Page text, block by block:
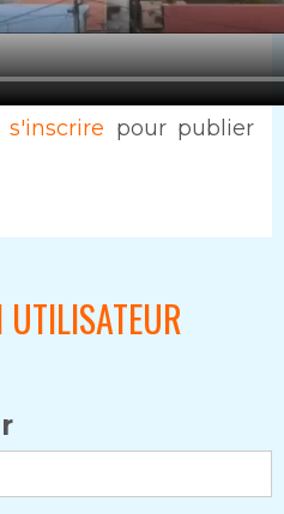
s'inscrire pour publier